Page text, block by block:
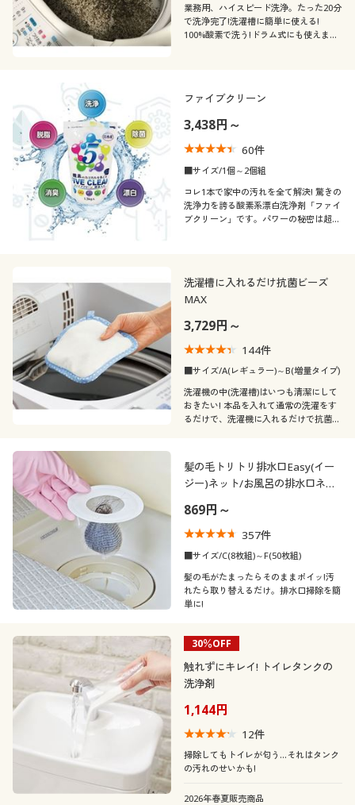
サポート
よくある質問とお問い合わせ
26.5 27 27.5
こだわり条件
で絞り込む
柄・デザイン
アニマル柄
素材
エナメル レザー
機能・特徴
える)
レギュラー
価格 ～
閉じる
業務用、ハイスピード洗浄。たった20分
で洗浄完了!洗濯槽に簡単に使える!
100%酸素で洗う!ドラム式にも使えま
ファイブクリーン
3,438円～
60件
■サイズ/1個～2個組
コレ1本で家中の汚れを全て解決! 驚きの
洗浄力を誇る酸素系漂白洗浄剤「ファイ
ブクリーン」です。パワーの秘密は超高
洗濯槽に入れるだけ抗菌ビーズ
MAX
3,729円～
144件
■サイズ/A(レギュラー)～B(増量タイプ)
洗濯機の中(洗濯槽)はいつも清潔にして
おきたい! 本品を入れて通常の洗濯をす
るだけで、洗濯機に入れるだけで抗菌効
済的にも◎!
髪の毛トリトリ排水口Easy(イー
ジー)ネット/お風呂の排水口ネッ
869円～
357件
■サイズ/C(8枚組)～F(50枚組)
髪の毛がたまったらそのままポイッ!汚
れたら取り替えるだけ。排水口掃除を簡
単に!
30％OFF
触れずにキレイ! トイレタンクの
洗浄剤
1,144円
12件
掃除してもトイレが匂う…それはタンク
の汚れのせいかも!
2026年春夏販売商品